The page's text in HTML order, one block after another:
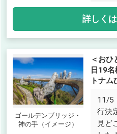
詳しく
ゴールデンブリッジ・
神の手（イメージ）
＜おひ
日19
トナム
11/5
行決
見ど